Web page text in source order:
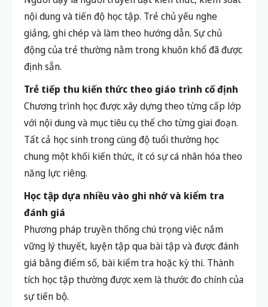
nội dung và tiến độ học tập. Trẻ chủ yếu nghe
giảng, ghi chép và làm theo hướng dẫn. Sự chủ
động của trẻ thường nằm trong khuôn khổ đã được
định sẵn.
Trẻ tiếp thu kiến thức theo giáo trình cố định
Chương trình học được xây dựng theo từng cấp lớp
với nội dung và mục tiêu cụ thể cho từng giai đoạn.
Tất cả học sinh trong cùng độ tuổi thường học
chung một khối kiến thức, ít có sự cá nhân hóa theo
năng lực riêng.
Học tập dựa nhiều vào ghi nhớ và kiểm tra
đánh giá
Phương pháp truyền thống chú trọng việc nắm
vững lý thuyết, luyện tập qua bài tập và được đánh
giá bằng điểm số, bài kiểm tra hoặc kỳ thi. Thành
tích học tập thường được xem là thước đo chính của
sự tiến bộ.